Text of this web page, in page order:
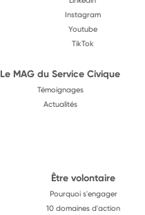
Instagram
Youtube
TikTok
Le MAG du Service Civique
Témoignages
Actualités
Être volontaire
Pourquoi s'engager
10 domaines d'action